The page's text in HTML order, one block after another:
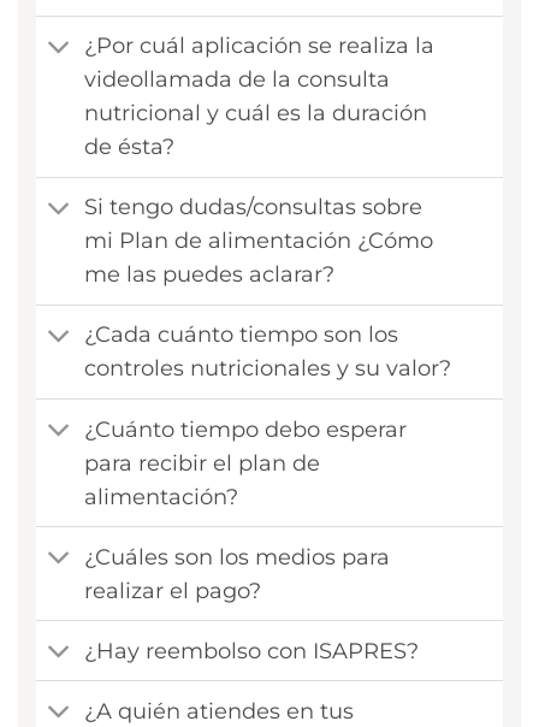
¿Por cuál aplicación se realiza la
videollamada de la consulta
nutricional y cuál es la duración
de ésta?
Si tengo dudas/consultas sobre
mi Plan de alimentación ¿Cómo
me las puedes aclarar?
¿Cada cuánto tiempo son los
controles nutricionales y su valor?
¿Cuánto tiempo debo esperar
para recibir el plan de
alimentación?
¿Cuáles son los medios para
realizar el pago?
¿Hay reembolso con ISAPRES?
¿A quién atiendes en tus